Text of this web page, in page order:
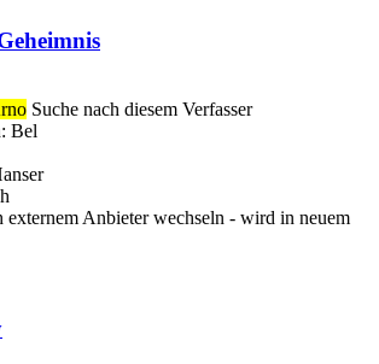
Suche nach diesem Verfasser
Bel
Anbieter wechseln - wird in neuem